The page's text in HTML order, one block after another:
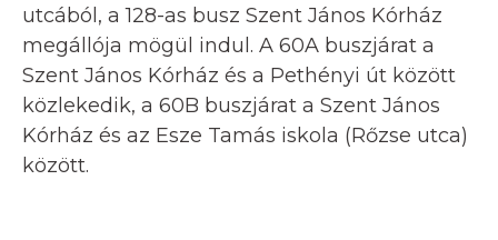
utcából, a 128-as busz Szent János Kórház
megállója mögül indul. A 60A buszjárat a
Szent János Kórház és a Pethényi út között
közlekedik, a 60B buszjárat a Szent János
Kórház és az Esze Tamás iskola (Rőzse utca)
között.